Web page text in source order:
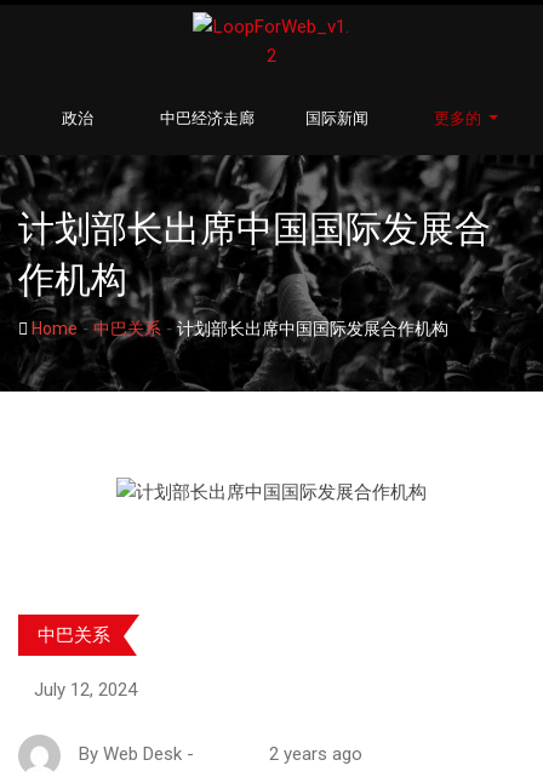
政治 中巴经济走廊 国际新闻 更多的
计划部长出席中国国际发展合
作机构
Home- 中巴关系 -计划部长出席中国国际发展合作机构
中巴关系
July 12, 2024
By Web Desk - 2 years ago